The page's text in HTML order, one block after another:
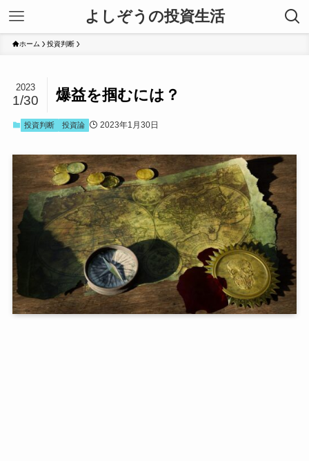
よしぞうの投資生活
ホーム 投資判断
爆益を掴むには？
2023
1/30
投資判断 投資論 2023年1月30日